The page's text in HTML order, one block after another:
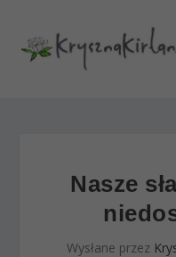
Nasze
Wysłane przez